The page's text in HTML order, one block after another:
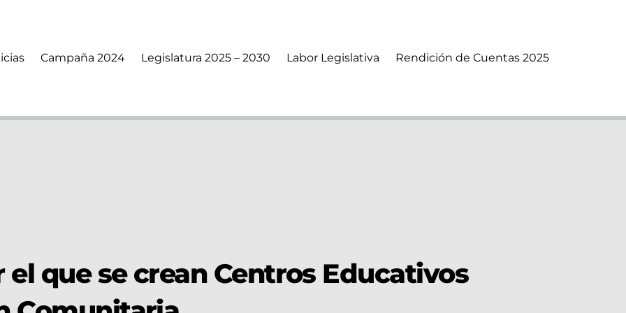
Campaña 2024 Legislatura 2025 – 2030 Labor Legislativa Rendición de Cuentas 2025
que se crean Centros Educativos